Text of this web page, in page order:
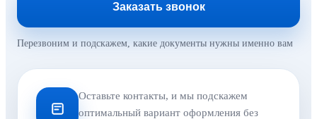
Заказать звонок
Перезвоним и подскажем, какие документы нужны именно вам
Оставьте контакты, и мы подскажем
оптимальный вариант оформления без